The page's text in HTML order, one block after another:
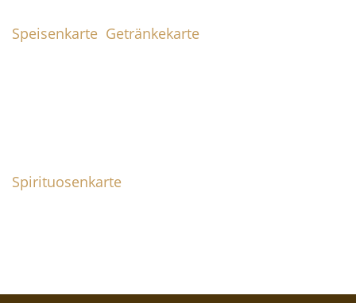
Speisenkarte Getränkekarte
Spirituosenkarte